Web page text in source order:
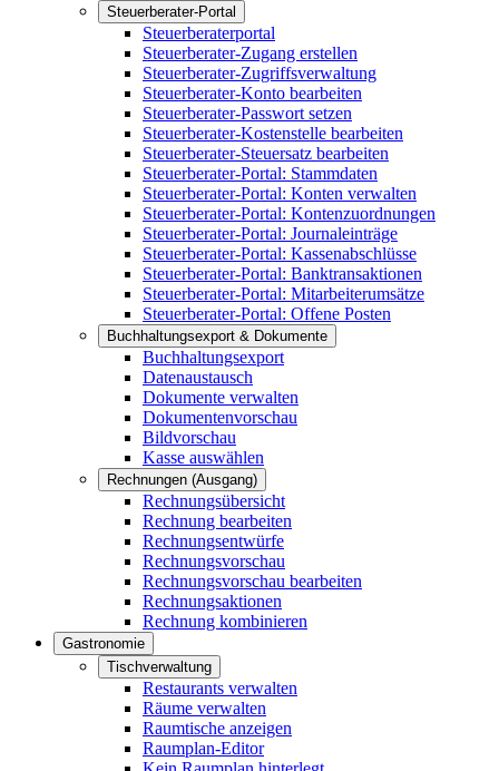
Steuerberater-Portal
Steuerberaterportal
Steuerberater-Zugang erstellen
Steuerberater-Zugriffsverwaltung
Steuerberater-Konto bearbeiten
Steuerberater-Passwort setzen
Steuerberater-Kostenstelle bearbeiten
Steuerberater-Steuersatz bearbeiten
Steuerberater-Portal: Stammdaten
Steuerberater-Portal: Konten verwalten
Steuerberater-Portal: Kontenzuordnungen
Steuerberater-Portal: Journaleinträge
Steuerberater-Portal: Kassenabschlüsse
Steuerberater-Portal: Banktransaktionen
Steuerberater-Portal: Mitarbeiterumsätze
Steuerberater-Portal: Offene Posten
Buchhaltungsexport & Dokumente
Buchhaltungsexport
Datenaustausch
Dokumente verwalten
Dokumentenvorschau
Bildvorschau
Kasse auswählen
Rechnungen (Ausgang)
Rechnungsübersicht
Rechnung bearbeiten
Rechnungsentwürfe
Rechnungsvorschau
Rechnungsvorschau bearbeiten
Rechnungsaktionen
Rechnung kombinieren
Gastronomie
Tischverwaltung
Restaurants verwalten
Räume verwalten
Raumtische anzeigen
Raumplan-Editor